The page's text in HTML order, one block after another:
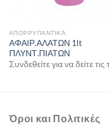
ΑΠΟΡΡΥΠΑΝΤΙΚΆ
ΑΦΑΙΡ.ΑΛΑΤΩΝ 1lt
ΠΛΥΝΤ.ΠΙΑΤΩΝ
Συνδεθείτε για να δείτε τις
Όροι και Πολιτικές